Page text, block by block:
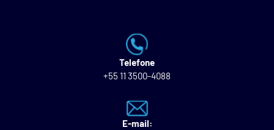
Telefone
+55 11 3500-4088
E-mail: